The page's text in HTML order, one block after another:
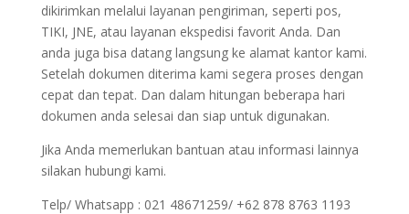
dikirimkan melalui layanan pengiriman, seperti pos,
TIKI, JNE, atau layanan ekspedisi favorit Anda. Dan
anda juga bisa datang langsung ke alamat kantor kami.
Setelah dokumen diterima kami segera proses dengan
cepat dan tepat. Dan dalam hitungan beberapa hari
dokumen anda selesai dan siap untuk digunakan.
Jika Anda memerlukan bantuan atau informasi lainnya
silakan hubungi kami.
Telp/ Whatsapp : 021 48671259/ +62 878 8763 1193